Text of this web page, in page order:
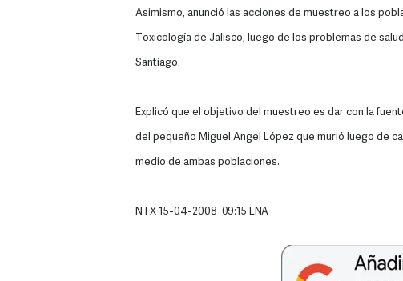
Asimismo, anunció las acciones de muestreo a los
Toxicología de Jalisco, luego de los problemas de
Santiago.
Explicó que el objetivo del muestreo es dar con la
del pequeño Miguel Angel López que murió luego de
medio de ambas poblaciones.
NTX 15-04-2008 09:15 LNA